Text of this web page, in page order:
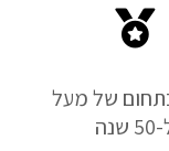
של מעל
שנה